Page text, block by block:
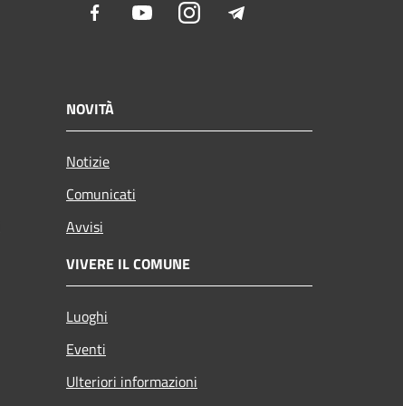
Facebook YoutubeInstagram
NOVITÀ
Notizie
Comunicati
Avvisi
VIVERE IL COMUNE
Luoghi
Eventi
Ulteriori informazioni